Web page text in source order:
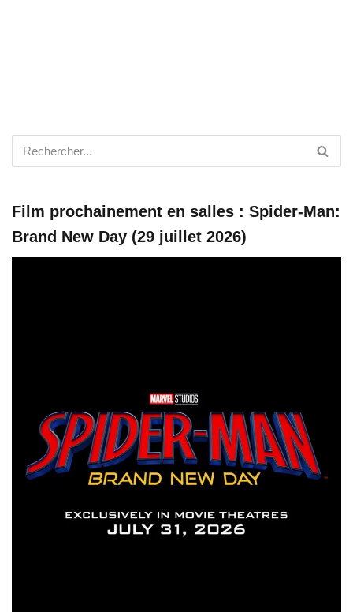
Film prochainement en salles : Spider-Man:
Brand New Day (29 juillet 2026)